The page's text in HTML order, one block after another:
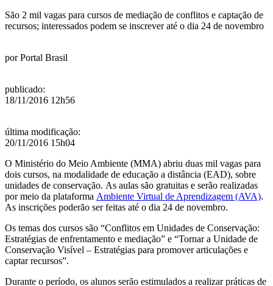
abre
inscrições
São 2 mil vagas para cursos de mediação de conflitos e captação de
recursos; interessados podem se inscrever até o dia 24 de novembro
porPortal Brasil
publicado:
18/11/2016 12h56
última modificação:
20/11/2016 15h04
O Ministério do Meio Ambiente (MMA) abriu duas mil vagas para
dois cursos, na modalidade de educação a distância (EAD), sobre
unidades de conservação. As aulas são gratuitas e serão realizadas
por meio da plataforma Ambiente Virtual de Aprendizagem (AVA).
As inscrições poderão ser feitas até o dia 24 de novembro.
Os temas dos cursos são “Conflitos em Unidades de Conservação:
Estratégias de enfrentamento e mediação” e “Tornar a Unidade de
Conservação Visível – Estratégias para promover articulações e
captar recursos”.
Durante o período, os alunos serão estimulados a realizar práticas de